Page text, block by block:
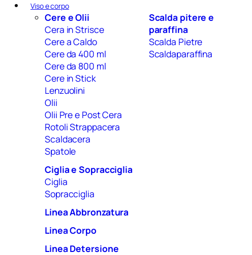
Viso e corpo
Cere e Olii
Cera in Strisce
Cere a Caldo
Cere da 400 ml
Cere da 800 ml
Cere in Stick
Lenzuolini
Olii
Olii Pre e Post Cera
Rotoli Strappacera
Scaldacera
Spatole
Ciglia e Sopracciglia
Ciglia
Sopracciglia
Linea Abbronzatura
Linea Corpo
Linea Detersione
Scalda pitere e
paraffina
Scalda Pietre
Scaldaparaffina